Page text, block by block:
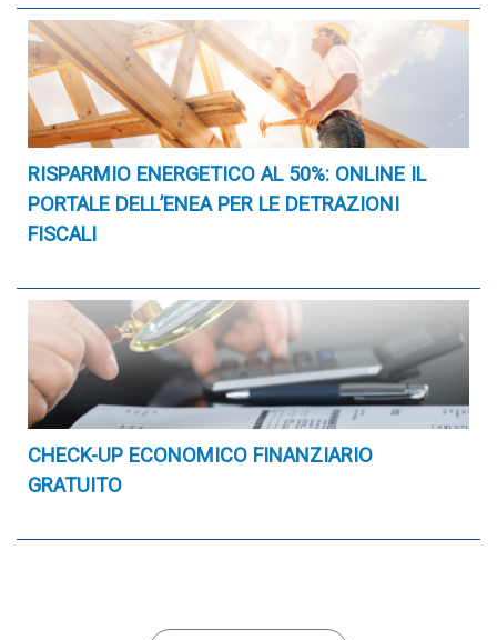
RISPARMIO ENERGETICO AL 50%: ONLINE IL
PORTALE DELL’ENEA PER LE DETRAZIONI
FISCALI
CHECK-UP ECONOMICO FINANZIARIO
GRATUITO